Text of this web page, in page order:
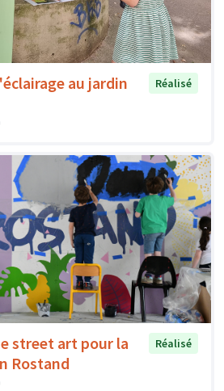
au jardin
Réalisé
street art pour la
Rostand
Réalisé